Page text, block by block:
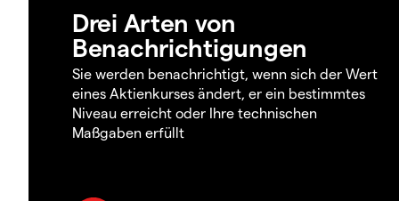
Drei Arten von
Benachrichtigungen
Sie werden benachrichtigt, wenn sich der Wert
eines Aktienkurses ändert, er ein bestimmtes
Niveau erreicht oder Ihre technischen
Maßgaben erfüllt